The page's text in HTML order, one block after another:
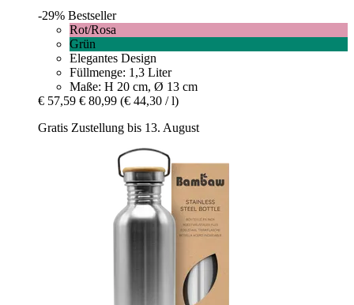
-29% Bestseller
Rot/Rosa
Grün
Elegantes Design
Füllmenge: 1,3 Liter
Maße: H 20 cm, Ø 13 cm
€ 57,59 € 80,99 (€ 44,30 / l)
Gratis Zustellung bis 13. August